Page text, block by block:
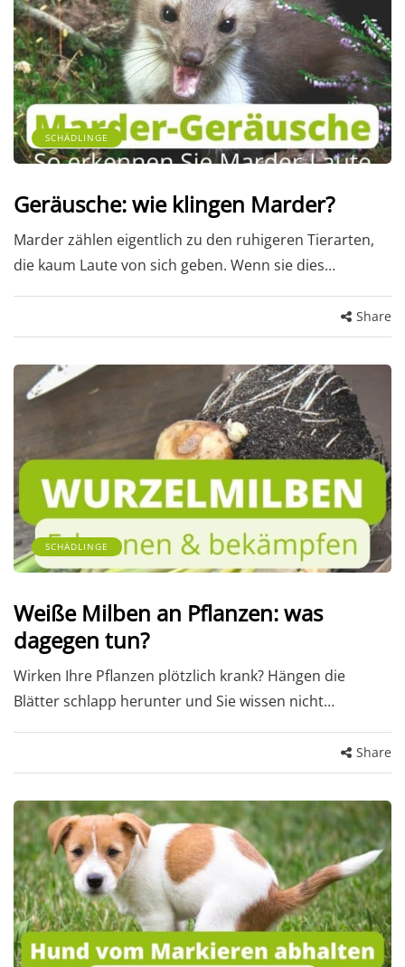
SCHÄDLINGE
Geräusche: wie klingen Marder?
Marder zählen eigentlich zu den ruhigeren Tierarten,
die kaum Laute von sich geben. Wenn sie dies…
Share
SCHÄDLINGE
Weiße Milben an Pflanzen: was
dagegen tun?
Wirken Ihre Pflanzen plötzlich krank? Hängen die
Blätter schlapp herunter und Sie wissen nicht…
Share